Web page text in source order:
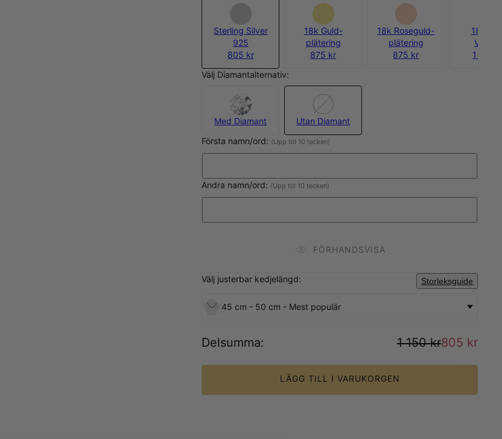
Sterling Silver
925
805 kr
18k Guld-
plätering
875 kr
18k Roseguld-
plätering
875 kr
18k
1 225
Välj Diamantalternativ:
Med Diamant
Utan Diamant
Första namn/ord: (Upp till 10 tecken)
Andra namn/ord: (Upp till 10 tecken)
FÖRHANDSVISA
Välj justerbar kedjelängd: Storleksguide
45 cm - 50 cm - Mest populär
Delsumma: 1 150 kr805 kr
LÄGG TILL I VARUKORGEN